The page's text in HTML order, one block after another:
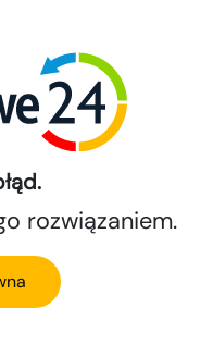
rozwiązaniem.